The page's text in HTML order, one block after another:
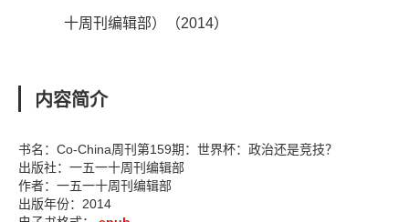
十周刊编辑部）（2014）
内容简介
书名：Co-China周刊第159期：世界杯：政治还是竞技？
出版社：一五一十周刊编辑部
作者：一五一十周刊编辑部
出版年份：2014